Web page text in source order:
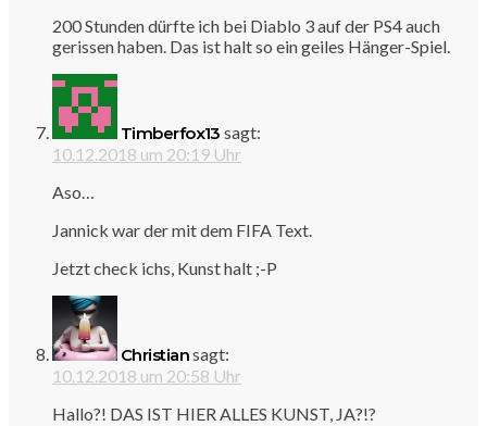
200 Stunden dürfte ich bei Diablo 3 auf der PS4 auch
gerissen haben. Das ist halt so ein geiles Hänger-Spiel.
Timberfox13 sagt:
10.12.2018 um 20:19 Uhr
Aso…
Jannick war der mit dem FIFA Text.
Jetzt check ichs, Kunst halt ;-P
Christiansagt:
10.12.2018 um 20:58 Uhr
Hallo?! DAS IST HIER ALLES KUNST, JA?!?